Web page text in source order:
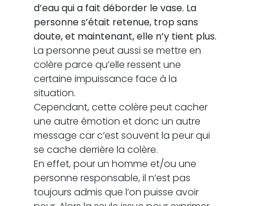
d’eau qui a fait déborder le vase. La
personne s’était retenue, trop sans
doute, et maintenant, elle n’y tient plus.
La personne peut aussi se mettre en
colère parce qu’elle ressent une
certaine impuissance face à la
situation.
Cependant, cette colère peut cacher
une autre émotion et donc un autre
message car c’est souvent la peur qui
se cache derrière la colère.
En effet, pour un homme et/ou une
personne responsable, il n’est pas
toujours admis que l’on puisse avoir